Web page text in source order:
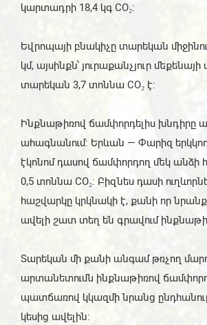
կարտադրի 18,4 կգ CO₂:
Եվրոպայի բնակիչը տարեկան
կմ, այսինքն՝ յուրաքանչյուր
տարեկան 3,7 տոննա CO₂ է:
Ինքնաթիռով ճամփորդելիս խնդիրը
ահագնանում: Երևան — Փարիզ
էկոնոմ դասով ճամփորդող մեկ անձի
0,5 տոննա CO₂: Բիզնես դասի
հաշվարկը կրկնակի է, քանի որ
ավելի շատ տեղ են գրավում
Տարեկան մի քանի անգամ թռչող
արտանետումն ինքնաթիռով
պատճառով կկազմի նրանց
կեսից ավելին: